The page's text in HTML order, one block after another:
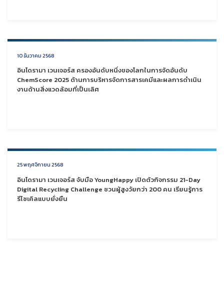
10 ธันวาคม 2568
อินโดรามา เวนเจอร์ส ครองอันดับหนึ่งของโลกในการจัดอันดับ
ChemScore 2025 ด้านการบริหารจัดการสารเคมีและผลการดำเนิน
งานด้านสิ่งแวดล้อมที่เป็นเลิศ
25 พฤศจิกายน 2568
อินโดรามา เวนเจอร์ส จับมือ YoungHappy เปิดตัวกิจกรรม 21-Day
Digital Recycling Challenge ชวนผู้สูงวัยกว่า 200 คน เรียนรู้การ
รีไซเคิลแบบยั่งยืน